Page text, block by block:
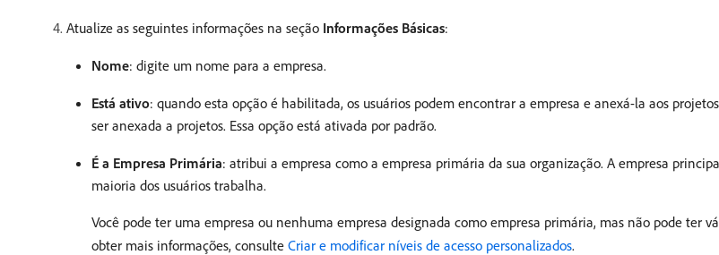
Atualize as seguintes informações na seção Informações Básicas:
Nome: digite um nome para a empresa.
Está ativo: quando esta opção é habilitada, os usuários podem encontrar a empresa e anexá-la aos
ser anexada a projetos. Essa opção está ativada por padrão.
É a Empresa Primária: atribui a empresa como a empresa primária da sua organização. A empresa
maioria dos usuários trabalha.
Você pode ter uma empresa ou nenhuma empresa designada como empresa primária, mas não pode ter
obter mais informações, consulte Criar e modificar níveis de acesso personalizados.